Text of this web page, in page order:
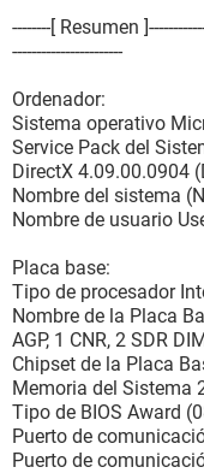
--------[ Resumen
-----------------------
Ordenador:
Sistema operativo
Service Pack del
DirectX 4.09.00.0904
Nombre del sistema
Nombre de usuario
Placa base:
Tipo de procesador
Nombre de la Placa
AGP, 1 CNR, 2 SDR
Chipset de la Placa
Memoria del Sistema
Tipo de BIOS Award
Puerto de
Puerto de